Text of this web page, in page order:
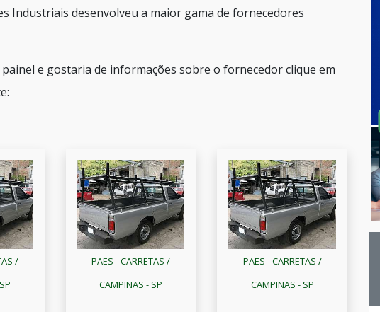
Industriais desenvolveu a maior gama de fornecedores
e gostaria de informações sobre o fornecedor clique em
/
PAES - CARRETAS /
CAMPINAS - SP
PAES - CARRETAS /
CAMPINAS - SP